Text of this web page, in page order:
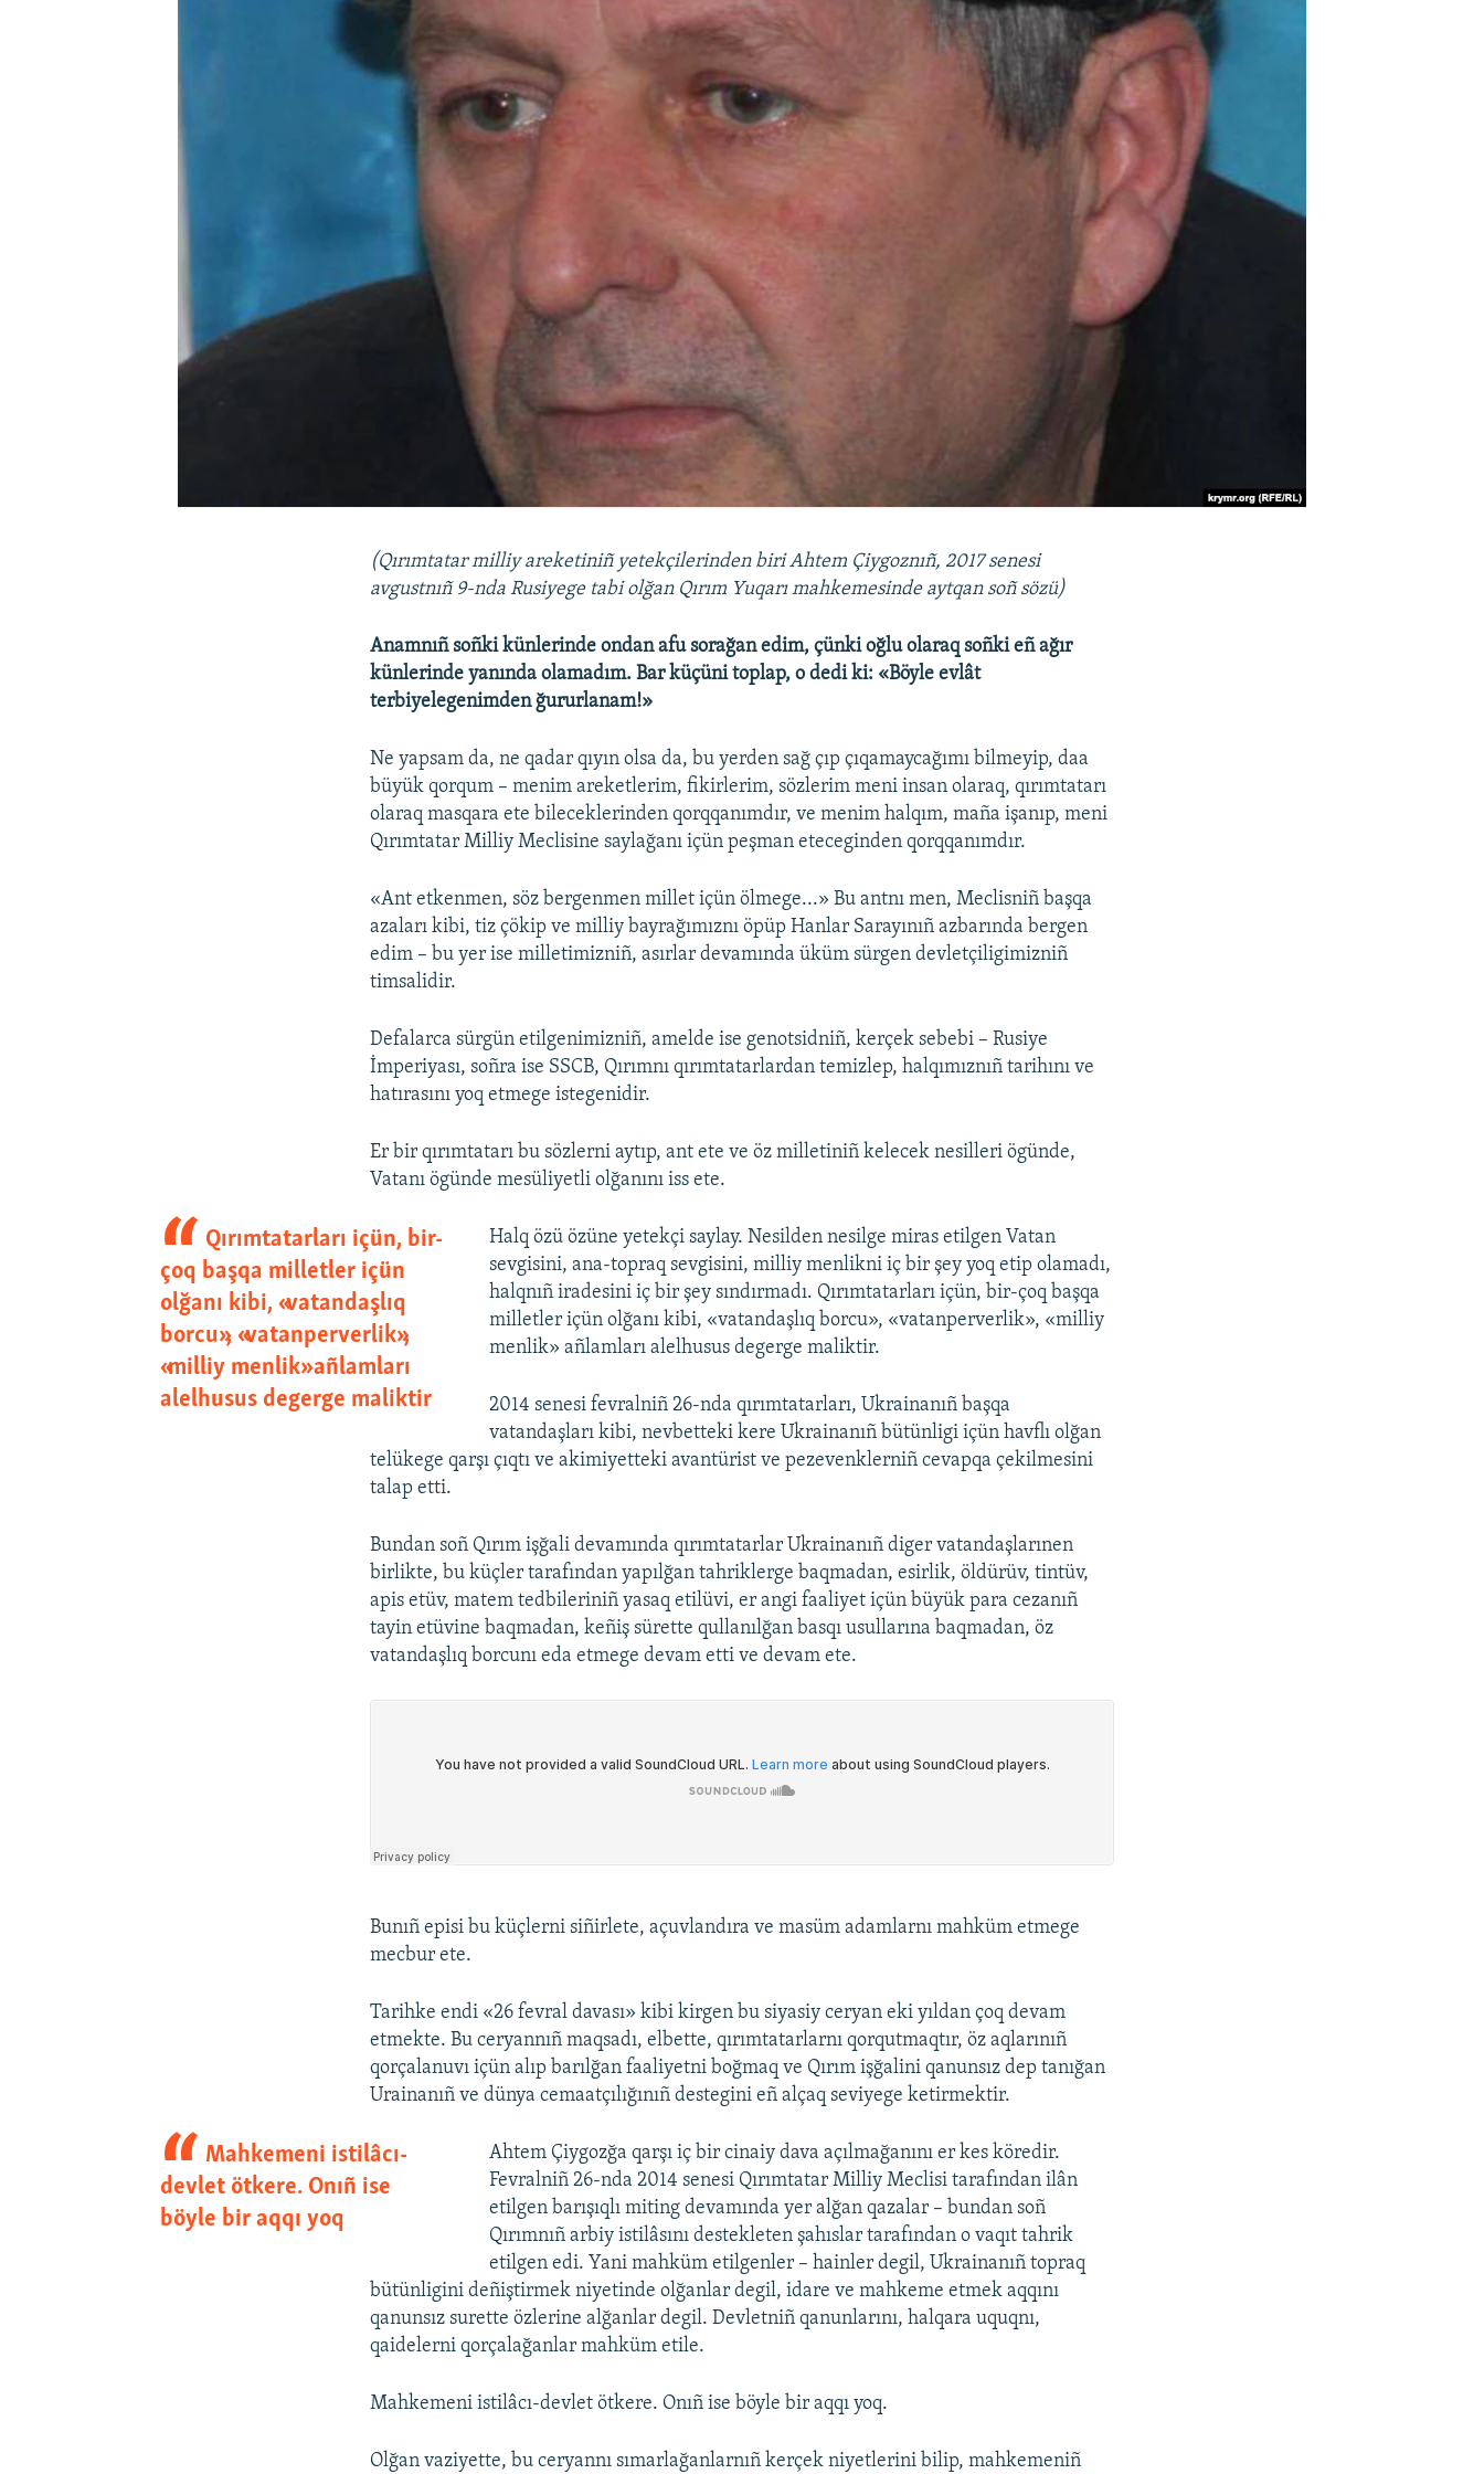
(Qırımtatar milliy areketiniñ yetekçilerinden biri Ahtem Çiygoznıñ, 2017 senesi
avgustnıñ 9-nda Rusiyege tabi olğan Qırım Yuqarı mahkemesinde aytqan soñ sözü)
Anamnıñ soñki künlerinde ondan afu sorağan edim, çünki oğlu olaraq soñki eñ ağır
künlerinde yanında olamadım. Bar küçüni toplap, o dedi ki: «Böyle evlât
terbiyelegenimden ğururlanam!»
Ne yapsam da, ne qadar qıyın olsa da, bu yerden sağ çıp çıqamaycağımı bilmeyip, daa
büyük qorqum – menim areketlerim, fikirlerim, sözlerim meni insan olaraq, qırımtatarı
olaraq masqara ete bileceklerinden qorqqanımdır, ve menim halqım, maña işanıp, meni
Qırımtatar Milliy Meclisine saylağanı içün peşman eteceginden qorqqanımdır.
«Ant etkenmen, söz bergenmen millet içün ölmege...» Bu antnı men, Meclisniñ başqa
azaları kibi, tiz çökip ve milliy bayrağımıznı öpüp Hanlar Sarayınıñ azbarında bergen
edim – bu yer ise milletimizniñ, asırlar devamında üküm sürgen devletçiligimizniñ
timsalidir.
Defalarca sürgün etilgenimizniñ, amelde ise genotsidniñ, kerçek sebebi – Rusiye
İmperiyası, soñra ise SSCB, Qırımnı qırımtatarlardan temizlep, halqımıznıñ tarihını ve
hatırasını yoq etmege istegenidir.
Er bir qırımtatarı bu sözlerni aytıp, ant ete ve öz milletiniñ kelecek nesilleri ögünde,
Vatanı ögünde mesüliyetli olğanını iss ete.
Qırımtatarları içün, bir-
çoq başqa milletler içün
olğanı kibi, «vatandaşlıq
borcu», «vatanperverlik»,
«milliy menlik» añlamları
alelhusus degerge maliktir
Halq özü özüne yetekçi saylay. Nesilden nesilge miras etilgen Vatan
sevgisini, ana-topraq sevgisini, milliy menlikni iç bir şey yoq etip olamadı,
halqnıñ iradesini iç bir şey sındırmadı. Qırımtatarları içün, bir-çoq başqa
milletler içün olğanı kibi, «vatandaşlıq borcu», «vatanperverlik», «milliy
menlik» añlamları alelhusus degerge maliktir.
2014 senesi fevralniñ 26-nda qırımtatarları, Ukrainanıñ başqa
vatandaşları kibi, nevbetteki kere Ukrainanıñ bütünligi içün havflı olğan
telükege qarşı çıqtı ve akimiyetteki avantürist ve pezevenklerniñ cevapqa çekilmesini
talap etti.
Bundan soñ Qırım işğali devamında qırımtatarlar Ukrainanıñ diger vatandaşlarınen
birlikte, bu küçler tarafından yapılğan tahriklerge baqmadan, esirlik, öldürüv, tintüv,
apis etüv, matem tedbileriniñ yasaq etilüvi, er angi faaliyet içün büyük para cezanıñ
tayin etüvine baqmadan, keñiş sürette qullanılğan basqı usullarına baqmadan, öz
vatandaşlıq borcunı eda etmege devam etti ve devam ete.
Bunıñ episi bu küçlerni siñirlete, açuvlandıra ve masüm adamlarnı mahküm etmege
mecbur ete.
Tarihke endi «26 fevral davası» kibi kirgen bu siyasiy ceryan eki yıldan çoq devam
etmekte. Bu ceryannıñ maqsadı, elbette, qırımtatarlarnı qorqutmaqtır, öz aqlarınıñ
qorçalanuvı içün alıp barılğan faaliyetni boğmaq ve Qırım işğalini qanunsız dep tanığan
Urainanıñ ve dünya cemaatçılığınıñ destegini eñ alçaq seviyege ketirmektir.
Mahkemeni istilâcı-
devlet ötkere. Onıñ ise
böyle bir aqqı yoq
Ahtem Çiygozğa qarşı iç bir cinaiy dava açılmağanını er kes köredir.
Fevralniñ 26-nda 2014 senesi Qırımtatar Milliy Meclisi tarafından ilân
etilgen barışıqlı miting devamında yer alğan qazalar – bundan soñ
Qırımnıñ arbiy istilâsını destekleten şahıslar tarafından o vaqıt tahrik
etilgen edi. Yani mahküm etilgenler – hainler degil, Ukrainanıñ topraq
bütünligini deñiştirmek niyetinde olğanlar degil, idare ve mahkeme etmek aqqını
qanunsız surette özlerine alğanlar degil. Devletniñ qanunlarını, halqara uquqnı,
qaidelerni qorçalağanlar mahküm etile.
Mahkemeni istilâcı-devlet ötkere. Onıñ ise böyle bir aqqı yoq.
Olğan vaziyette, bu ceryannı sımarlağanlarnıñ kerçek niyetlerini bilip, mahkemeniñ